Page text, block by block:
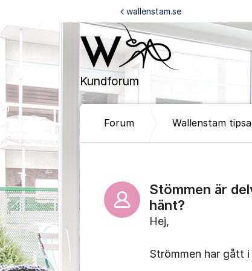
Kundforum
wallenstam.se
Forum Wallenstam
Stömmen är
hänt?
Hej,
Strömmen har gått